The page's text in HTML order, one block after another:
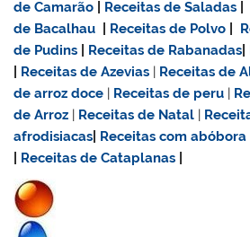
de Camarão
Receitas de Saladas
de Bacalhau
Receitas de Polvo
de Pudins
Receitas de Rabanadas
Receitas de Azevias | Receitas de
dearroz doce | Receitas de peru |
de Arroz | Receitas de Natal |
afrodisiacas Receitas com abóbora
Receitas de Cataplanas